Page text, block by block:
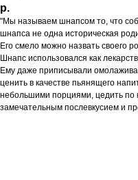
р.
"Мы называем шнапсом то, что
шнапса не одна историческая
Его смело можно назвать своего
Шнапс использовался как
Ему даже приписывали
ценить в качестве пьянящего
небольшими порциями, цедить по
замечательным послевкусием и